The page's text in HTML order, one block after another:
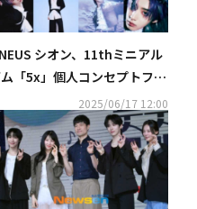
シオン、11thミニアル
「5x」個人コンセプトフォ
＆予告映像を公開2025/06/17 12:00